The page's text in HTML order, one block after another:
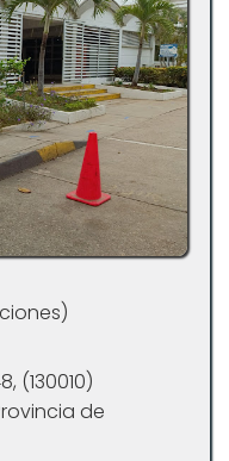
(130010)
de